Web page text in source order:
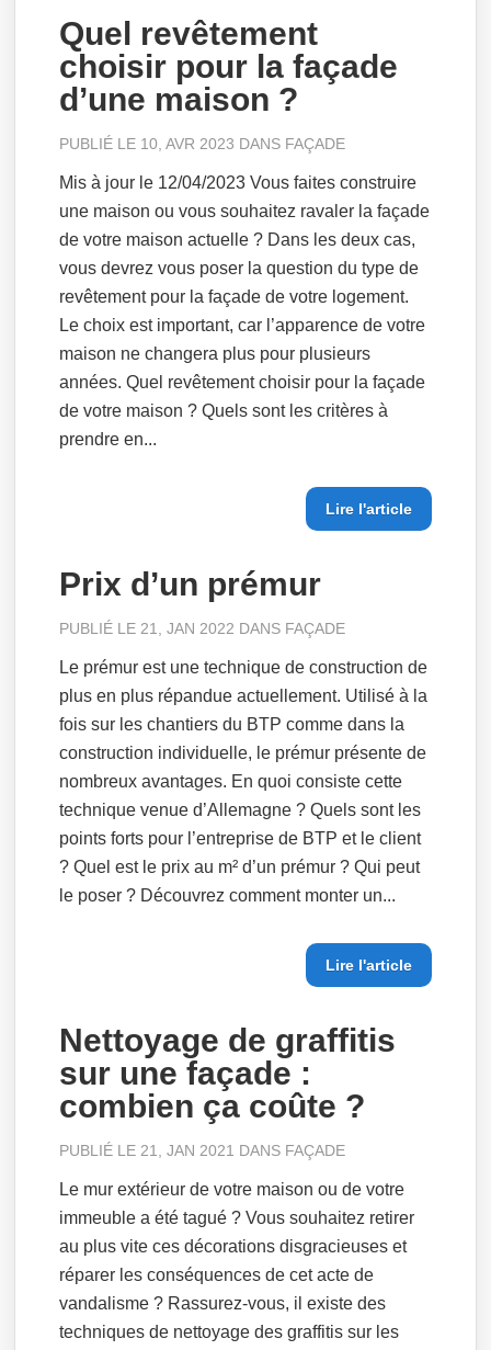
Quel revêtement
choisir pour la façade
d’une maison ?
PUBLIÉ LE 10, AVR 2023 DANS FAÇADE
Mis à jour le 12/04/2023 Vous faites construire
une maison ou vous souhaitez ravaler la façade
de votre maison actuelle ? Dans les deux cas,
vous devrez vous poser la question du type de
revêtement pour la façade de votre logement.
Le choix est important, car l’apparence de votre
maison ne changera plus pour plusieurs
années. Quel revêtement choisir pour la façade
de votre maison ? Quels sont les critères à
prendre en...
Lire l'article
Prix d’un prémur
PUBLIÉ LE 21, JAN 2022 DANS FAÇADE
Le prémur est une technique de construction de
plus en plus répandue actuellement. Utilisé à la
fois sur les chantiers du BTP comme dans la
construction individuelle, le prémur présente de
nombreux avantages. En quoi consiste cette
technique venue d’Allemagne ? Quels sont les
points forts pour l’entreprise de BTP et le client
? Quel est le prix au m² d’un prémur ? Qui peut
le poser ? Découvrez comment monter un...
Lire l'article
Nettoyage de graffitis
sur une façade :
combien ça coûte ?
PUBLIÉ LE 21, JAN 2021 DANS FAÇADE
Le mur extérieur de votre maison ou de votre
immeuble a été tagué ? Vous souhaitez retirer
au plus vite ces décorations disgracieuses et
réparer les conséquences de cet acte de
vandalisme ? Rassurez-vous, il existe des
techniques de nettoyage des graffitis sur les